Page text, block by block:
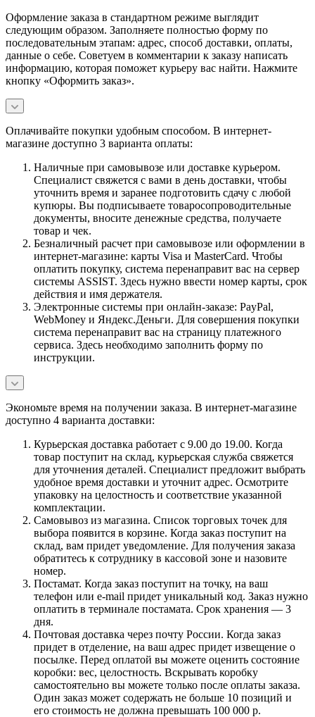
Оформление заказа в стандартном режиме выглядит
следующим образом. Заполняете полностью форму по
последовательным этапам: адрес, способ доставки, оплаты,
данные о себе. Советуем в комментарии к заказу написать
информацию, которая поможет курьеру вас найти. Нажмите
кнопку «Оформить заказ».
Оплачивайте покупки удобным способом. В интернет-
магазине доступно 3 варианта оплаты:
Наличные при самовывозе или доставке курьером.
Специалист свяжется с вами в день доставки, чтобы
уточнить время и заранее подготовить сдачу с любой
купюры. Вы подписываете товаросопроводительные
документы, вносите денежные средства, получаете
товар и чек.
Безналичный расчет при самовывозе или оформлении в
интернет-магазине: карты Visa и MasterCard. Чтобы
оплатить покупку, система перенаправит вас на сервер
системы ASSIST. Здесь нужно ввести номер карты, срок
действия и имя держателя.
Электронные системы при онлайн-заказе: PayPal,
WebMoney и Яндекс.Деньги. Для совершения покупки
система перенаправит вас на страницу платежного
сервиса. Здесь необходимо заполнить форму по
инструкции.
Экономьте время на получении заказа. В интернет-магазине
доступно 4 варианта доставки:
Курьерская доставка работает с 9.00 до 19.00. Когда
товар поступит на склад, курьерская служба свяжется
для уточнения деталей. Специалист предложит выбрать
удобное время доставки и уточнит адрес. Осмотрите
упаковку на целостность и соответствие указанной
комплектации.
Самовывоз из магазина. Список торговых точек для
выбора появится в корзине. Когда заказ поступит на
склад, вам придет уведомление. Для получения заказа
обратитесь к сотруднику в кассовой зоне и назовите
номер.
Постамат. Когда заказ поступит на точку, на ваш
телефон или e-mail придет уникальный код. Заказ нужно
оплатить в терминале постамата. Срок хранения — 3
дня.
Почтовая доставка через почту России. Когда заказ
придет в отделение, на ваш адрес придет извещение о
посылке. Перед оплатой вы можете оценить состояние
коробки: вес, целостность. Вскрывать коробку
самостоятельно вы можете только после оплаты заказа.
Один заказ может содержать не больше 10 позиций и
его стоимость не должна превышать 100 000 р.